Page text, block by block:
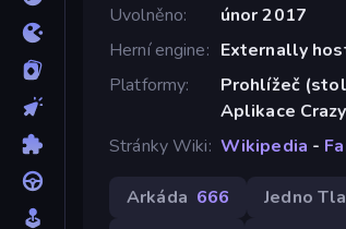
Uvolněno
únor 2017
Herní engine
Externally
Platformy
Prohlížeč
Aplikace
Stránky Wiki Wikipedia -
Arkáda 666 Jedno